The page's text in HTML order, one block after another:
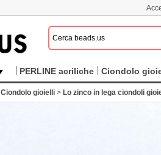
PERLINE acriliche Ciondolo
Ciondolo gioielli > Lo zinco in lega ciondoli